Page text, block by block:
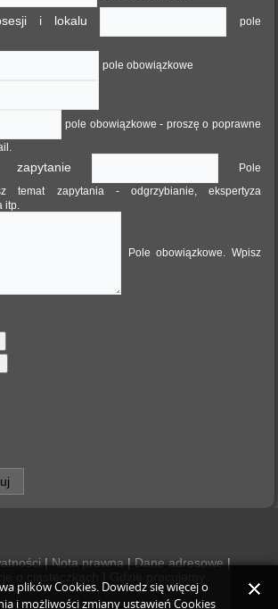
i lokalu
pole
pole obowiązkowe
pole obowiązkowe - proszę o poprawne
Pole
temat zapytania - odgrzybianie, ekspertyza
itp.
Pole obowiązkowe. Wpisz
| Nota prawna| Dane adresowe|
plików Cookies. Dowiedz się więcej o
i możliwości zmiany ustawień Cookies